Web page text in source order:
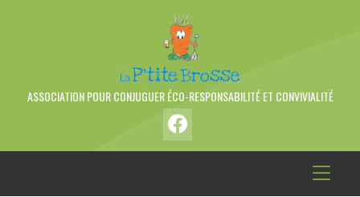
ASSOCIATION POUR CONJUGUER ÉCO-RESPONSABILITÉ ET CONVIVIALITÉ